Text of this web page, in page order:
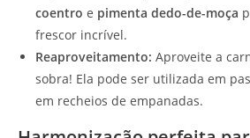
coentro e pimenta dedo-de-moça
frescor incrível.
Reaproveitamento: Aproveite a
sobra! Ela pode ser utilizada em
em recheios de empanadas.